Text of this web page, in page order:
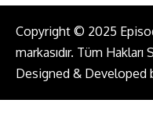
Copyright © 2025
markasıdır. Tüm Hakları
Designed & Developed